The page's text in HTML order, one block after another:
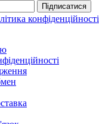
Підписатися
конфіденційності